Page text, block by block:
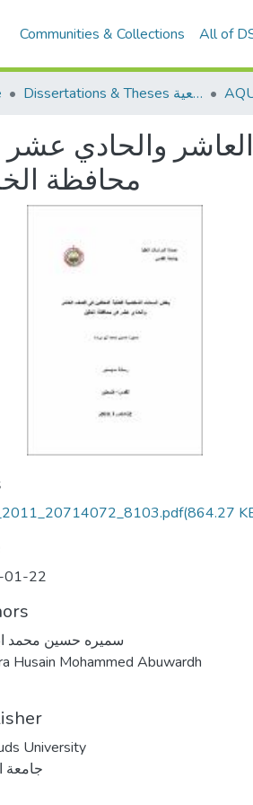
Communities & Collections All of
Dissertations & Theses الرسائل الجامعية
والحادي
محافظة
(864.27
01-22
سميره حسين محمد
Husain Mohammed Abuwardh
University
جامعة